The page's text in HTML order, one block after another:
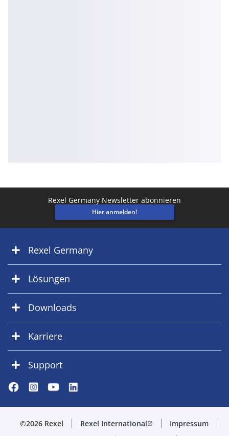
Rexel Germany Newsletter abonnieren
Hier anmelden!
Rexel Germany
Lösungen
Downloads
Karriere
Support
©2026 Rexel Rexel Internationalopen_in_new
Impressum